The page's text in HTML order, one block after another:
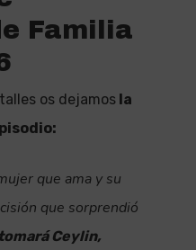
Familia
os dejamos la
que ama y su
que sorprendió
Ceylin,